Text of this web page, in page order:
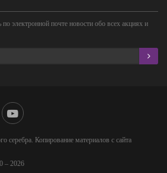
электронной почте новости обо всех акциях и
серебра. Копирование материалов с сайта
– 2026